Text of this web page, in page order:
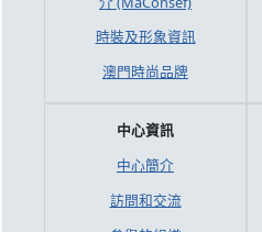
時裝及形象資訊
澳門時尚品牌
中心資訊
中心簡介
訪問和交流